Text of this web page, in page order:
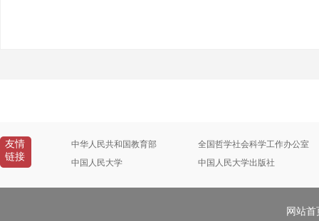
友情
链接
中华人民共和国教育部
全国哲学社会科学工作办公室
中国人民大学
中国人民大学出版社
网站首